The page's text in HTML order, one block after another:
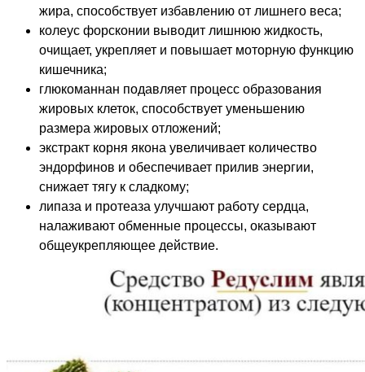
жира, способствует избавлению от лишнего веса;
колеус форсконии выводит лишнюю жидкость,
очищает, укрепляет и повышает моторную функцию
кишечника;
глюкоманнан подавляет процесс образования
жировых клеток, способствует уменьшению
размера жировых отложений;
экстракт корня якона увеличивает количество
эндорфинов и обеспечивает прилив энергии,
снижает тягу к сладкому;
липаза и протеаза улучшают работу сердца,
налаживают обменные процессы, оказывают
общеукрепляющее действие.